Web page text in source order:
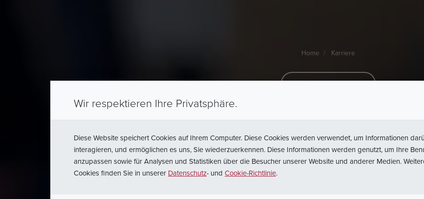
Home Karriere
bsg/2026/05/0258
Sales Manager
Zurück zur Suche
Wir respektieren Ihre Privatsphäre.
Diese Website speichert Cookies auf Ihrem Computer. Diese Cookies werden verwendet, um Informationen
interagieren, und ermöglichen es uns, Sie wiederzuerkennen. Diese Informationen werden genutzt, um Ihre
anzupassen sowie für Analysen und Statistiken über die Besucher unserer Website und anderer Medien.
Cookies finden Sie in unserer Datenschutz- und Cookie-Richtlinie.